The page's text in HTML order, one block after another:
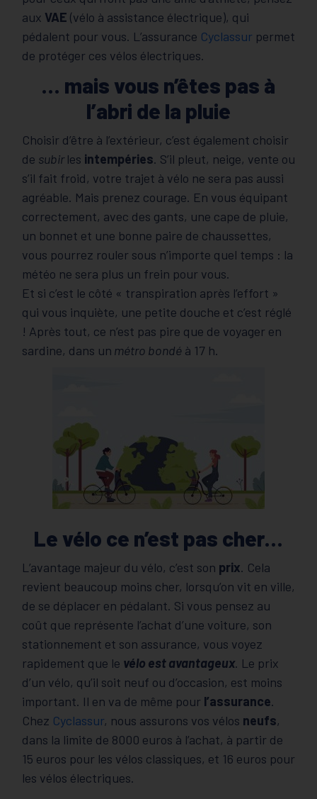
aux VAE (vélo à assistance électrique), qui
pédalent pour vous. L’assurance Cyclassur permet
de protéger ces vélos électriques.
… mais vous n’êtes pas à
l’abri de la pluie
Choisir d’être à l’extérieur, c’est également choisir
de subirles intempéries. S’il pleut, neige, vente ou
s’il fait froid, votre trajet à vélo ne sera pas aussi
agréable. Mais prenez courage. En vous équipant
correctement, avec des gants, une cape de pluie,
un bonnet et une bonne paire de chaussettes,
vous pourrez rouler sous n’importe quel temps : la
météo ne sera plus un frein pour vous.
Et si c’est le côté « transpiration après l’effort »
qui vous inquiète, une petite douche et c’est réglé
! Après tout, ce n’est pas pire que de voyager en
sardine, dans un métro bondéà 17 h.
Le vélo ce n’est pas cher…
L’avantage majeur du vélo, c’est son prix. Cela
revient beaucoup moins cher, lorsqu’on vit en ville,
de se déplacer en pédalant. Si vous pensez au
coût que représente l’achat d’une voiture, son
stationnement et son assurance, vous voyez
rapidement que le vélo est avantageux. Le prix
d’un vélo, qu’il soit neuf ou d’occasion, est moins
important. Il en va de même pour l’assurance.
Chez Cyclassur, nous assurons vos vélos neufs,
dans la limite de 8000 euros à l’achat, à partir de
15 euros pour les vélos classiques, et 16 euros pour
les vélos électriques.